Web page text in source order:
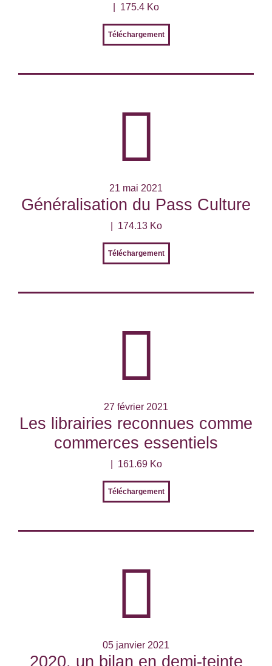
175.4 Ko
Téléchargement
21 mai 2021
Généralisation du Pass Culture
174.13 Ko
Téléchargement
27 février 2021
Les librairies reconnues comme
commerces essentiels
161.69 Ko
Téléchargement
05 janvier 2021
2020, un bilan en demi-teinte